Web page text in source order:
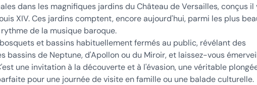
dans les magnifiques jardins du Château de Versailles, conçus il
XIV. Ces jardins comptent, encore aujourd'hui, parmi les plus
de la musique baroque.
et bassins habituellement fermés au public, révélant des
bassins de Neptune, d'Apollon ou du Miroir, et laissez-vous
une invitation à la découverte et à l'évasion, une véritable
pour une journée de visite en famille ou une balade culturelle.